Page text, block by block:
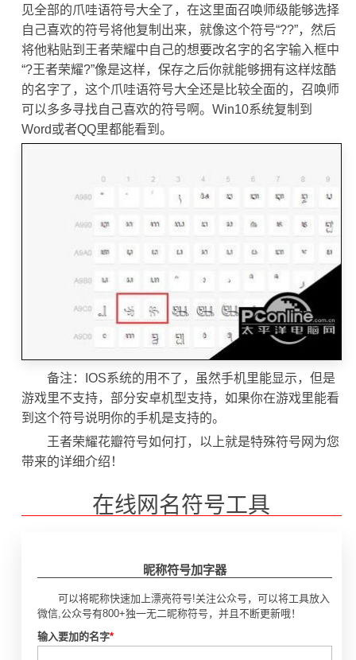
见全部的爪哇语符号大全了，在这里面召唤师级能够选择
自己喜欢的符号将他复制出来，就像这个符号“??”，然后
将他粘贴到王者荣耀中自己的想要改名字的名字输入框中
“?王者荣耀?”像是这样，保存之后你就能够拥有这样炫酷
的名字了，这个爪哇语符号大全还是比较全面的，召唤师
可以多多寻找自己喜欢的符号啊。Win10系统复制到
Word或者QQ里都能看到。
备注：IOS系统的用不了，虽然手机里能显示，但是
游戏里不支持，部分安卓机型支持，如果你在游戏里能看
到这个符号说明你的手机是支持的。
王者荣耀花瓣符号如何打，以上就是特殊符号网为您
带来的详细介绍！
在线网名符号工具
昵称符号加字器
可以将昵称快速加上漂亮符号!关注公众号，可以将工具放入
微信,公众号有800+独一无二昵称符号，并且不断更新哦！
输入要加的名字*